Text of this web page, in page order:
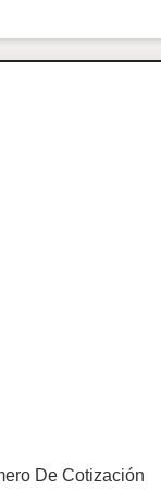
De Cotización